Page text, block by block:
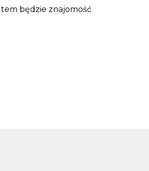
będzie znajomość